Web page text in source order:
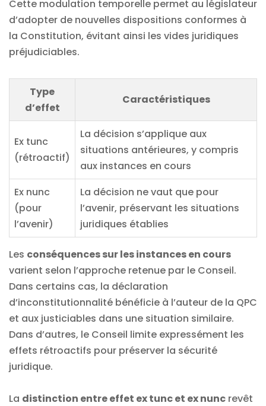
Cette modulation temporelle permet au législateur
d’adopter de nouvelles dispositions conformes à
la Constitution, évitant ainsi les vides juridiques
préjudiciables.
Type
d’effet
Caractéristiques
Ex tunc
(rétroactif)
La décision s’applique aux
situations antérieures, y compris
aux instances en cours
Ex nunc
(pour
l’avenir)
La décision ne vaut que pour
l’avenir, préservant les situations
juridiques établies
Les conséquences sur les instances en cours
varient selon l’approche retenue par le Conseil.
Dans certains cas, la déclaration
d’inconstitutionnalité bénéficie à l’auteur de la QPC
et aux justiciables dans une situation similaire.
Dans d’autres, le Conseil limite expressément les
effets rétroactifs pour préserver la sécurité
juridique.
La distinction entre effet ex tunc et ex nunc revêt